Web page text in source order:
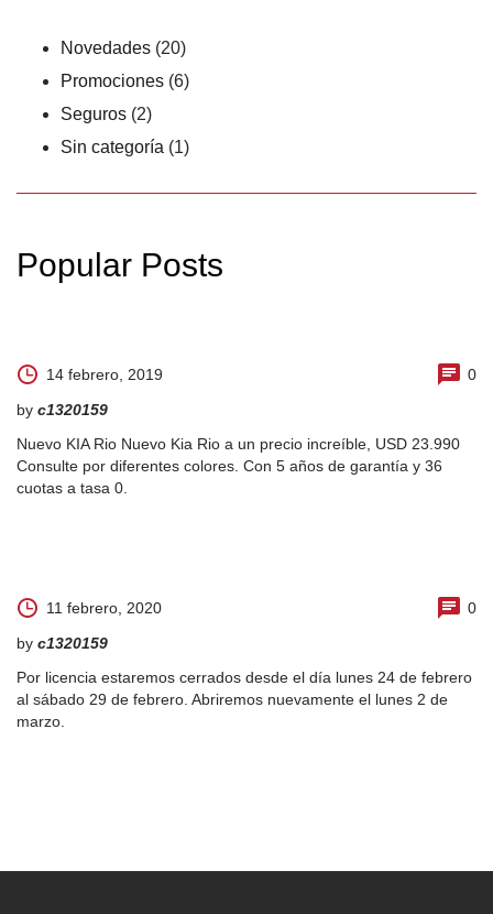
Novedades (20)
Promociones (6)
Seguros (2)
Sin categoría (1)
Popular Posts
14 febrero, 2019
0
by c1320159
Nuevo KIA Rio Nuevo Kia Rio a un precio increíble, USD 23.990
Consulte por diferentes colores. Con 5 años de garantía y 36
cuotas a tasa 0.
11 febrero, 2020
0
by c1320159
Por licencia estaremos cerrados desde el día lunes 24 de febrero
al sábado 29 de febrero. Abriremos nuevamente el lunes 2 de
marzo.